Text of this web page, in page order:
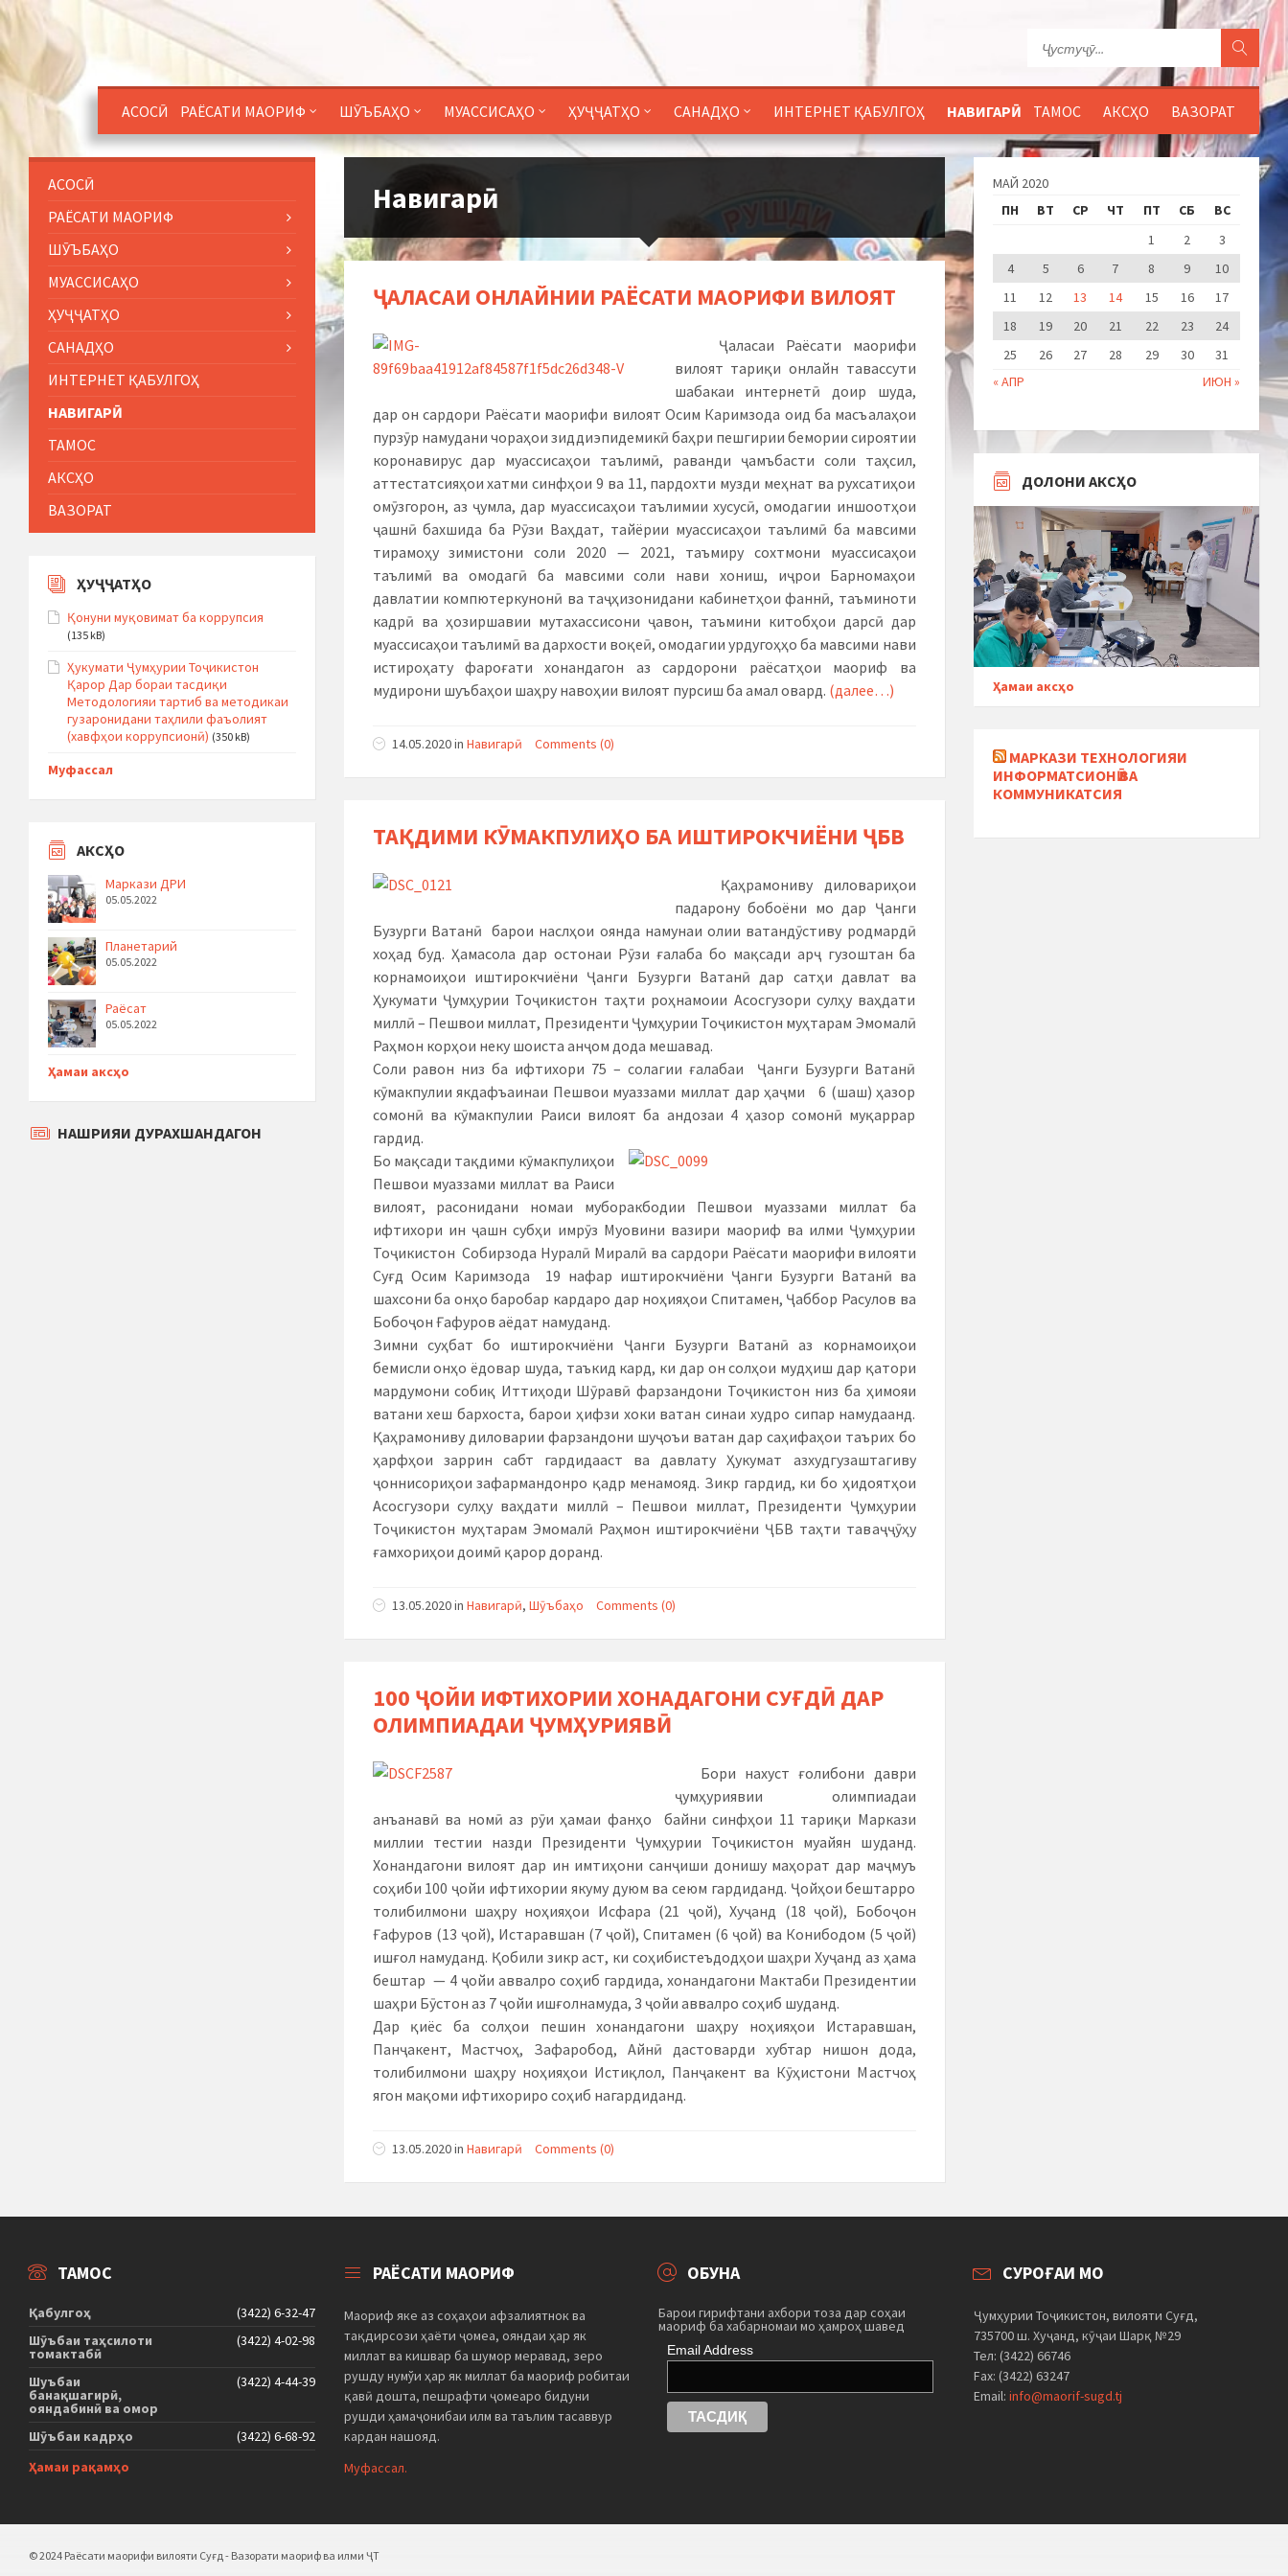
АСОСӢ РАЁСАТИ МАОРИФ ШӮЪБАҲО МУАССИСАҲО ҲУҶҶАТҲО САНАДҲО ИНТЕРНЕТ ҚАБУЛГОҲ НАВИГАРӢ ТАМОС АКСҲО ВАЗОРАТ
Навигарӣ
ҶАЛАСАИ ОНЛАЙНИИ РАЁСАТИ МАОРИФИ ВИЛОЯТ
Ҷаласаи Раёсати маорифи
вилоят тариқи онлайн тавассути
шабакаи интернетӣ доир шуда,
дар он сардори Раёсати маорифи вилоят Осим Каримзода оид ба масъалаҳои
пурзӯр намудани чораҳои зиддиэпидемикӣ баҳри пешгирии бемории сироятии
коронавирус дар муассисаҳои таълимӣ, раванди ҷамъбасти соли таҳсил,
аттестатсияҳои хатми синфҳои 9 ва 11, пардохти музди меҳнат ва рухсатиҳои
омӯзгорон, аз ҷумла, дар муассисаҳои таълимии хусусӣ, омодагии иншоотҳои
ҷашнӣ бахшида ба Рӯзи Ваҳдат, тайёрии муассисаҳои таълимӣ ба мавсими
тирамоҳу зимистони соли 2020 — 2021, таъмиру сохтмони муассисаҳои
таълимӣ ва омодагӣ ба мавсими соли нави хониш, иҷрои Барномаҳои
давлатии компютеркунонӣ ва таҷҳизонидани кабинетҳои фаннӣ, таъминоти
кадрӣ ва ҳозиршавии мутахассисони ҷавон, таъмини китобҳои дарсӣ дар
муассисаҳои таълимӣ ва дархости воқеӣ, омодагии урдугоҳҳо ба мавсими нави
истироҳату фароғати хонандагон аз сардорони раёсатҳои маориф ва
мудирони шуъбаҳои шаҳру навоҳии вилоят пурсиш ба амал овард. (далее…)
14.05.2020in Навигарӣ Comments (0)
ТАҚДИМИ КӮМАКПУЛИҲО БА ИШТИРОКЧИЁНИ ҶБВ
Қаҳрамониву диловариҳои
падарону бобоёни мо дар Ҷанги
Бузурги Ватанӣ барои наслҳои оянда намунаи олии ватандӯстиву родмардӣ
хоҳад буд. Ҳамасола дар остонаи Рӯзи ғалаба бо мақсади арҷ гузоштан ба
корнамоиҳои иштирокчиёни Ҷанги Бузурги Ватанӣ дар сатҳи давлат ва
Ҳукумати Ҷумҳурии Тоҷикистон таҳти роҳнамоии Асосгузори сулҳу ваҳдати
миллӣ – Пешвои миллат, Президенти Ҷумҳурии Тоҷикистон муҳтарам Эмомалӣ
Раҳмон корҳои неку шоиста анҷом дода мешавад.
Соли равон низ ба ифтихори 75 – солагии ғалабаи Ҷанги Бузурги Ватанӣ
кӯмакпулии якдафъаинаи Пешвои муаззами миллат дар ҳаҷми 6 (шаш) ҳазор
сомонӣ ва кӯмакпулии Раиси вилоят ба андозаи 4 ҳазор сомонӣ муқаррар
гардид.
Бо мақсади тақдими кӯмакпулиҳои
Пешвои муаззами миллат ва Раиси
вилоят, расонидани номаи муборакбодии Пешвои муаззами миллат ба
ифтихори ин ҷашн субҳи имрӯз Муовини вазири маориф ва илми Ҷумҳурии
Тоҷикистон Собирзода Нуралӣ Миралӣ ва сардори Раёсати маорифи вилояти
Суғд Осим Каримзода 19 нафар иштирокчиёни Ҷанги Бузурги Ватанӣ ва
шахсони ба онҳо баробар кардаро дар ноҳияҳои Спитамен, Ҷаббор Расулов ва
Бобоҷон Ғафуров аёдат намуданд.
Зимни суҳбат бо иштирокчиёни Ҷанги Бузурги Ватанӣ аз корнамоиҳои
бемисли онҳо ёдовар шуда, таъкид кард, ки дар он солҳои мудҳиш дар қатори
мардумони собиқ Иттиҳоди Шӯравӣ фарзандони Тоҷикистон низ ба ҳимояи
ватани хеш бархоста, барои ҳифзи хоки ватан синаи худро сипар намудаанд.
Қаҳрамониву диловарии фарзандони шуҷоъи ватан дар саҳифаҳои таърих бо
ҳарфҳои заррин сабт гардидааст ва давлату Ҳукумат азхудгузаштагиву
ҷоннисориҳои зафармандонро қадр менамояд. Зикр гардид, ки бо ҳидоятҳои
Асосгузори сулҳу ваҳдати миллӣ – Пешвои миллат, Президенти Ҷумҳурии
Тоҷикистон муҳтарам Эмомалӣ Раҳмон иштирокчиёни ҶБВ таҳти таваҷҷӯҳу
ғамхориҳои доимӣ қарор доранд.
13.05.2020in Навигарӣ, Шӯъбаҳо Comments (0)
100 ҶОЙИ ИФТИХОРИИ ХОНАДАГОНИ СУҒДӢ ДАР
ОЛИМПИАДАИ ҶУМҲУРИЯВӢ
Бори нахуст ғолибони даври
ҷумҳуриявии олимпиадаи
анъанавӣ ва номӣ аз рӯи ҳамаи фанҳо байни синфҳои 11 тариқи Маркази
миллии тестии назди Президенти Ҷумҳурии Тоҷикистон муайян шуданд.
Хонандагони вилоят дар ин имтиҳони санҷиши донишу маҳорат дар маҷмуъ
соҳиби 100 ҷойи ифтихории якуму дуюм ва сеюм гардиданд. Ҷойҳои бештарро
толибилмони шаҳру ноҳияҳои Исфара (21 ҷой), Хуҷанд (18 ҷой), Бобоҷон
Ғафуров (13 ҷой), Истаравшан (7 ҷой), Спитамен (6 ҷой) ва Конибодом (5 ҷой)
ишғол намуданд. Қобили зикр аст, ки соҳибистеъдодҳои шаҳри Хуҷанд аз ҳама
бештар — 4 ҷойи аввалро соҳиб гардида, хонандагони Мактаби Президентии
шаҳри Бӯстон аз 7 ҷойи ишғолнамуда, 3 ҷойи аввалро соҳиб шуданд.
Дар қиёс ба солҳои пешин хонандагони шаҳру ноҳияҳои Истаравшан,
Панҷакент, Мастчоҳ, Зафаробод, Айнӣ дастоварди хубтар нишон дода,
толибилмони шаҳру ноҳияҳои Истиқлол, Панҷакент ва Кӯҳистони Мастчоҳ
ягон мақоми ифтихориро соҳиб нагардиданд.
13.05.2020in Навигарӣ Comments (0)
АСОСӢ
РАЁСАТИ МАОРИФ
ШӮЪБАҲО
МУАССИСАҲО
ҲУҶҶАТҲО
САНАДҲО
ИНТЕРНЕТ ҚАБУЛГОҲ
НАВИГАРӢ
ТАМОС
АКСҲО
ВАЗОРАТ
ҲУҶҶАТҲО
Қонуни муқовимат ба коррупсия
(135 kB)
Ҳукумати Ҷумҳурии Тоҷикистон
Қарор Дар бораи тасдиқи
Методологияи тартиб ва методикаи
гузаронидани таҳлили фаъолият
(хавфҳои коррупсионӣ) (350 kB)
Муфассал
АКСҲО
Маркази ДРИ
05.05.2022
Планетарий
05.05.2022
Раёсат
05.05.2022
Ҳамаи аксҳо
НАШРИЯИ ДУРАХШАНДАГОН
МАЙ 2020
ПН
ВТ СР ЧТ ПТ СБ ВС
« АПР ИЮН »
1 2
3
4
5 6 7 8 9
10
11
12 13 14 15 16
17
18
19 20 21 22 23
24
25
26 27 28 29 30 31
ДОЛОНИ АКСҲО
Ҳамаи аксҳо
МАРКАЗИ ТЕХНОЛОГИЯИ
ИНФОРМАТСИОНӢ ВА
КОММУНИКАТСИЯ
ТАМОС
Қабулгоҳ
(3422) 6-32-47
Шӯъбаи таҳсилоти
томактабӣ
(3422) 4-02-98
Шуъбаи
банақшагирӣ,
ояндабинӣ ва омор
(3422) 4-44-39
Шӯъбаи кадрҳо
(3422) 6-68-92
Ҳамаи рақамҳо
РАЁСАТИ МАОРИФ
Маориф яке аз соҳаҳои афзалиятнок ва
тақдирсози ҳаёти ҷомеа, ояндаи ҳар як
миллат ва кишвар ба шумор меравад, зеро
рушду нумўи ҳар як миллат ба маориф робитаи
қавӣ дошта, пешрафти ҷомеаро бидуни
рушди ҳамаҷонибаи илм ва таълим тасаввур
кардан нашояд.
Муфассал.
ОБУНА
Барои гирифтани ахбори тоза дар соҳаи
маориф ба хабарномаи мо ҳамроҳ шавед
Email Address
СУРОҒАИ МО
Ҷумҳурии Тоҷикистон, вилояти Суғд,
735700 ш. Хуҷанд, кӯҷаи Шарқ №29
Тел: (3422) 66746
Fax: (3422) 63247
Email: info@maorif-sugd.tj
© 2024 Раёсати маорифи вилояти Суғд - Вазорати маориф ва илми ҶТ